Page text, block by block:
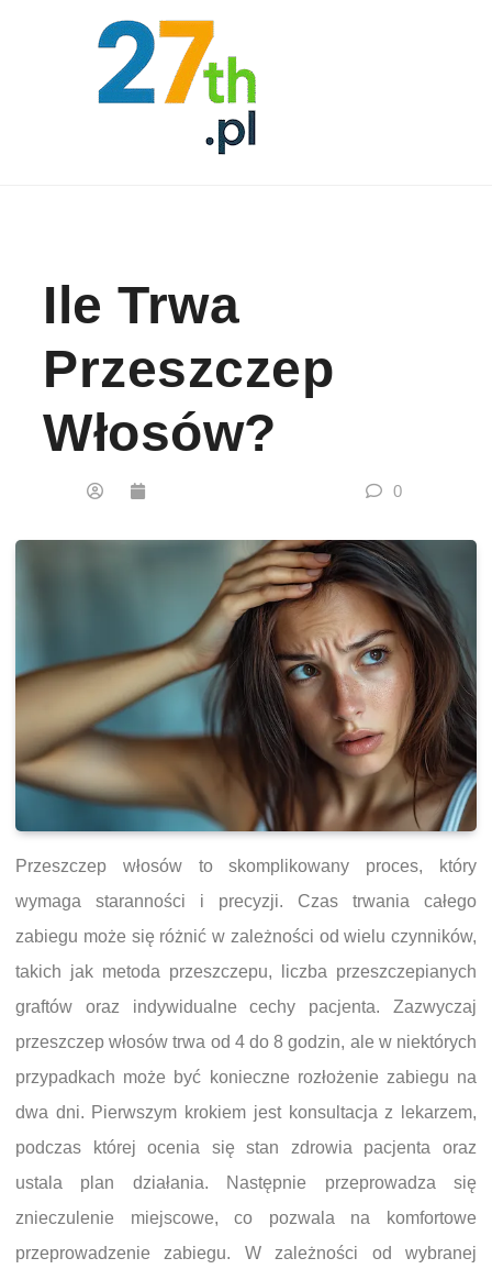
Ile Trwa
Przeszczep
Włosów?
0
Przeszczep włosów to skomplikowany proces, który
wymaga staranności i precyzji. Czas trwania całego
zabiegu może się różnić w zależności od wielu czynników,
takich jak metoda przeszczepu, liczba przeszczepianych
graftów oraz indywidualne cechy pacjenta. Zazwyczaj
przeszczep włosów trwa od 4 do 8 godzin, ale w niektórych
przypadkach może być konieczne rozłożenie zabiegu na
dwa dni. Pierwszym krokiem jest konsultacja z lekarzem,
podczas której ocenia się stan zdrowia pacjenta oraz
ustala plan działania. Następnie przeprowadza się
znieczulenie miejscowe, co pozwala na komfortowe
przeprowadzenie zabiegu. W zależności od wybranej